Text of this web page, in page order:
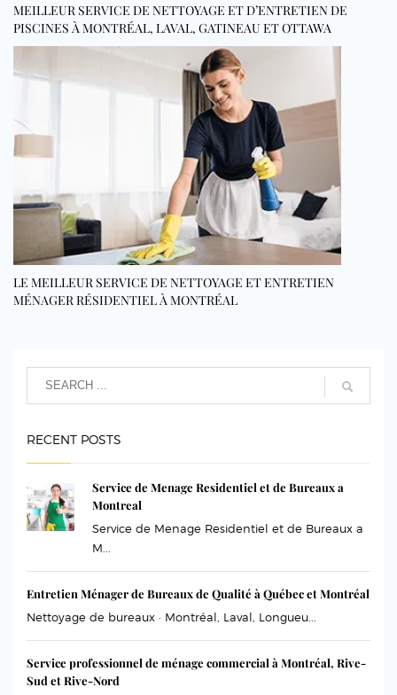
MEILLEUR SERVICE DE NETTOYAGE ET D’ENTRETIEN DE
PISCINES À MONTRÉAL, LAVAL, GATINEAU ET OTTAWA
LE MEILLEUR SERVICE DE NETTOYAGE ET ENTRETIEN
MÉNAGER RÉSIDENTIEL À MONTRÉAL
RECENT POSTS
Service de Menage Residentiel et de Bureaux a
Montreal
Service de Menage Residentiel et de Bureaux a
M...
Entretien Ménager de Bureaux de Qualité à Québec et Montréal
Nettoyage de bureaux · Montréal, Laval, Longueu...
Service professionnel de ménage commercial à Montréal, Rive-
Sud et Rive-Nord